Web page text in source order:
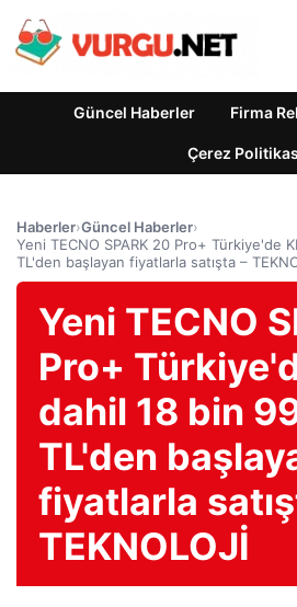
Güncel Haberler Firma
Çerez
Haberler›Güncel Haberler›
Yeni TECNO SPARK 20 Pro+ Türkiye'de
TL'den başlayan fiyatlarla satışta –
Yeni TECNO
Pro+
dahil 18 bin
TL'den
fiyatlarla
TEKNOLOJİ